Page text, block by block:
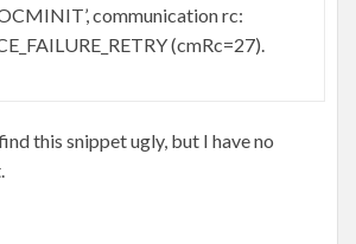
communication rc:
(cmRc=27).
this snippet ugly, but I have no